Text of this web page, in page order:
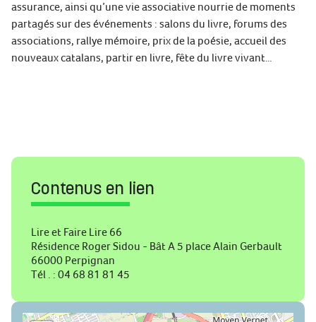
assurance, ainsi qu’une vie associative nourrie de moments
partagés sur des événements : salons du livre, forums des
associations, rallye mémoire, prix de la poésie, accueil des
nouveaux catalans, partir en livre, fête du livre vivant…
Contenus en lien
Lire et Faire Lire 66
Résidence Roger Sidou - Bât A 5 place Alain Gerbault
66000 Perpignan
Tél . : 04 68 81 81 45